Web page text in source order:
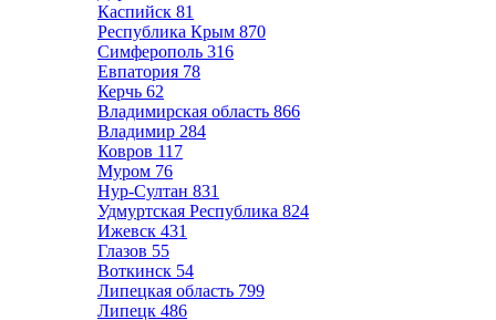
Каспийск 81
Республика Крым 870
Симферополь 316
Евпатория 78
Керчь 62
Владимирская область 866
Владимир 284
Ковров 117
Муром 76
Нур-Султан 831
Удмуртская Республика 824
Ижевск 431
Глазов 55
Воткинск 54
Липецкая область 799
Липецк 486